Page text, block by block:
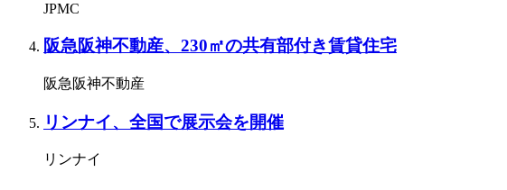
JPMC
阪急阪神不動産、230㎡の共有部付き賃貸住宅
阪急阪神不動産
リンナイ、全国で展示会を開催
リンナイ